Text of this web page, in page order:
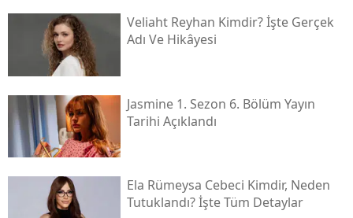
Veliaht Reyhan Kimdir? İşte Gerçek
Adı Ve Hikâyesi
Jasmine 1. Sezon 6. Bölüm Yayın
Tarihi Açıklandı
Ela Rümeysa Cebeci Kimdir, Neden
Tutuklandı? İşte Tüm Detaylar